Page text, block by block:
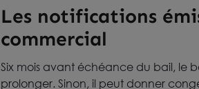
Les notifications
commercial
Six mois avant échéance du bail, le
prolonger. Sinon, il peut donner